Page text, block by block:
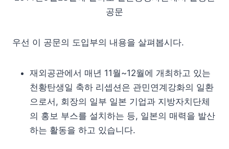
공문
우선 이 공문의 도입부의 내용을 살펴봅시다.
재외공관에서 매년 11월~12월에 개최하고 있는
천황탄생일 축하 리셉션은 관민연계강화의 일환
으로서, 회장의 일부 일본 기업과 지방자치단체
의 홍보 부스를 설치하는 등, 일본의 매력을 발산
하는 활동을 하고 있습니다.